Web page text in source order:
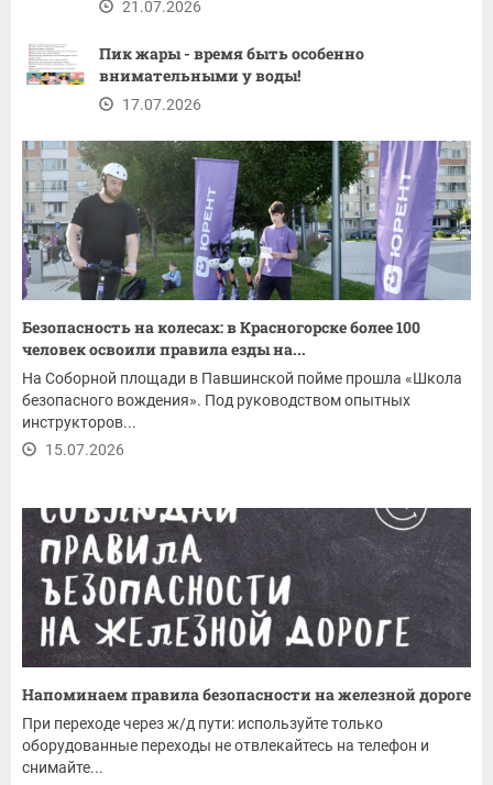
21.07.2026
Пик жары - время быть особенно
внимательными у воды!
17.07.2026
Безопасность на колесах: в Красногорске более 100
человек освоили правила езды на...
На Соборной площади в Павшинской пойме прошла «Школа
безопасного вождения». Под руководством опытных
инструкторов...
15.07.2026
Напоминаем правила безопасности на железной дороге
При переходе через ж/д пути: используйте только
оборудованные переходы не отвлекайтесь на телефон и
снимайте...